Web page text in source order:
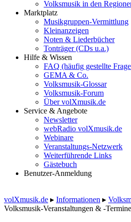
Volksmusik in den
Marktplatz
Musikgruppen-Vermittlung
Kleinanzeigen
Noten & Liederbücher
Tonträger (CDs u.a.)
Hilfe & Wissen
FAQ (häufig gestellte
GEMA & Co.
Volksmusik-Glossar
Volksmusik-Forum
Über volXmusik.de
Service & Angebote
Newsletter
webRadio volXmusik.de
Webinare
Veranstaltungs-Netzwerk
Weiterführende Links
Gästebuch
Benutzer-Anmeldung
volXmusik.de ▸ Informationen ▸
Volksmusik-Veranstaltungen & -Termine